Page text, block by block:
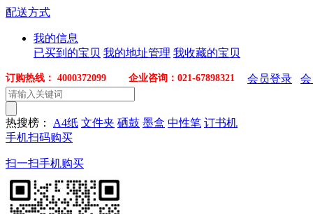
配送方式
我的信息
已买到的宝贝 我的地址管理 我收藏的宝贝
订购热线： 4000372099 企业咨询：021-67898321 会员登录
热搜榜： A4纸 文件夹 硒鼓 墨盒 中性笔 订书机
手机扫码购买
扫一扫手机购买